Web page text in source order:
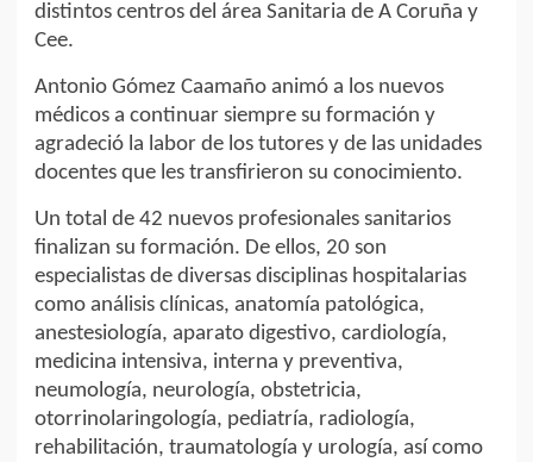
distintos centros del área Sanitaria de A Coruña y
Cee.
Antonio Gómez Caamaño animó a los nuevos
médicos a continuar siempre su formación y
agradeció la labor de los tutores y de las unidades
docentes que les transfirieron su conocimiento.
Un total de 42 nuevos profesionales sanitarios
finalizan su formación. De ellos, 20 son
especialistas de diversas disciplinas hospitalarias
como análisis clínicas, anatomía patológica,
anestesiología, aparato digestivo, cardiología,
medicina intensiva, interna y preventiva,
neumología, neurología, obstetricia,
otorrinolaringología, pediatría, radiología,
rehabilitación, traumatología y urología, así como